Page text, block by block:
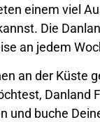
einem viel
Die
an jedem
an der Küste
Danland
und buche